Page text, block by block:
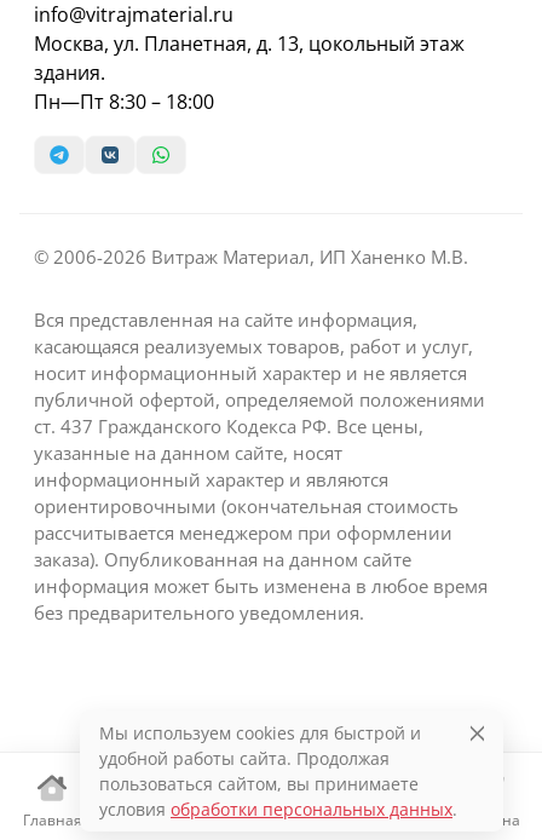
Главная Каталог Избранное Корзина
info@vitrajmaterial.ru
Москва, ул. Планетная, д. 13, цокольный этаж
здания.
Пн—Пт 8:30 – 18:00
© 2006-2026 Витраж Материал, ИП Ханенко М.В.
Вся представленная на сайте информация,
касающаяся реализуемых товаров, работ и услуг,
носит информационный характер и не является
публичной офертой, определяемой положениями
ст. 437 Гражданского Кодекса РФ. Все цены,
указанные на данном сайте, носят
информационный характер и являются
ориентировочными (окончательная стоимость
рассчитывается менеджером при оформлении
заказа). Опубликованная на данном сайте
информация может быть изменена в любое время
без предварительного уведомления.
Мы используем cookies для быстрой и
удобной работы сайта. Продолжая
пользоваться сайтом, вы принимаете
условия обработки персональных данных.